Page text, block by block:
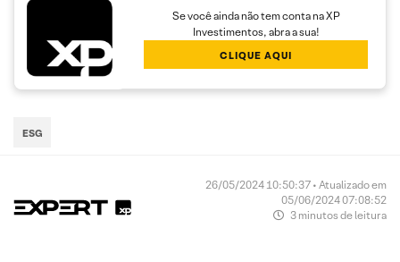
Se você ainda não tem conta na XP
Investimentos, abra a sua!
CLIQUE AQUI
ESG
26/05/2024 10:50:37 • Atualizado em
05/06/2024 07:08:52
3 minutos de leitura